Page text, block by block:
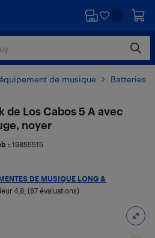
de musique Batteries,
Los Cabos 5 A avec
noyer
: 19855515
DE MUSIQUE LONG &
4,8; (87 évaluations)